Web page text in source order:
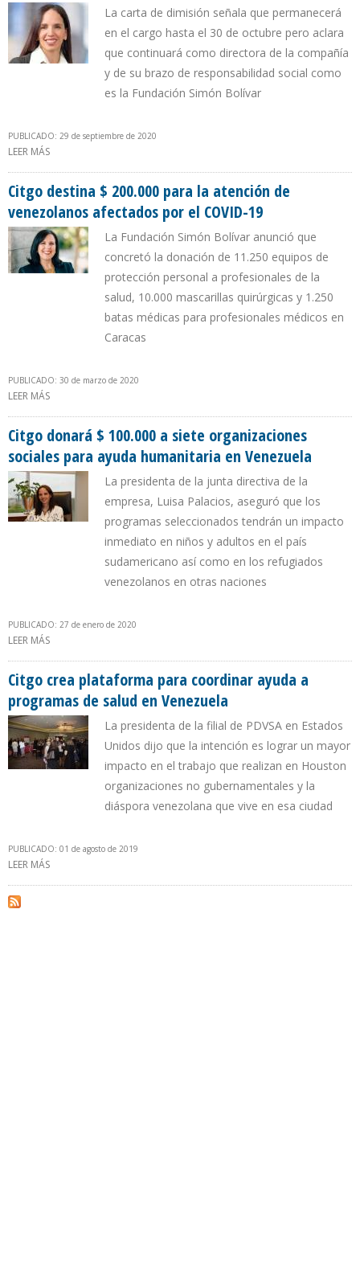
La carta de dimisión señala que permanecerá
en el cargo hasta el 30 de octubre pero aclara
que continuará como directora de la compañía
y de su brazo de responsabilidad social como
es la Fundación Simón Bolívar
PUBLICADO: 29 de septiembre de 2020
LEER MÁS
Citgo destina $ 200.000 para la atención de
venezolanos afectados por el COVID-19
La Fundación Simón Bolívar anunció que
concretó la donación de 11.250 equipos de
protección personal a profesionales de la
salud, 10.000 mascarillas quirúrgicas y 1.250
batas médicas para profesionales médicos en
Caracas
PUBLICADO: 30 de marzo de 2020
LEER MÁS
Citgo donará $ 100.000 a siete organizaciones
sociales para ayuda humanitaria en Venezuela
La presidenta de la junta directiva de la
empresa, Luisa Palacios, aseguró que los
programas seleccionados tendrán un impacto
inmediato en niños y adultos en el país
sudamericano así como en los refugiados
venezolanos en otras naciones
PUBLICADO: 27 de enero de 2020
LEER MÁS
Citgo crea plataforma para coordinar ayuda a
programas de salud en Venezuela
La presidenta de la filial de PDVSA en Estados
Unidos dijo que la intención es lograr un mayor
impacto en el trabajo que realizan en Houston
organizaciones no gubernamentales y la
diáspora venezolana que vive en esa ciudad
PUBLICADO: 01 de agosto de 2019
LEER MÁS